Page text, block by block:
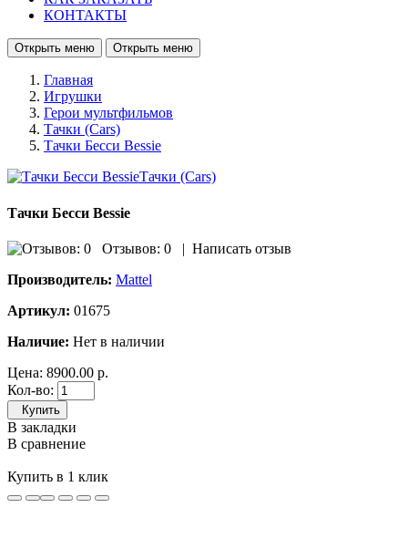
КОНТАКТЫ
Открыть меню Открыть меню
Главная
Игрушки
Герои мультфильмов
Тачки (Cars)
Тачки Бесси Bessie
Тачки Бесси Bessie
Отзывов: 0 | Написать отзыв
Производитель: Mattel
Артикул: 01675
Наличие: Нет в наличии
Цена: 8900.00 р.
Кол-во:
Купить
В закладки
В сравнение
Купить в 1 клик